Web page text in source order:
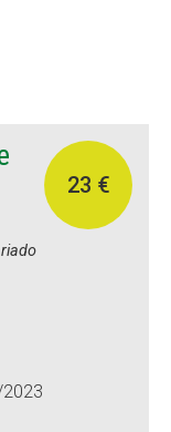
23 €